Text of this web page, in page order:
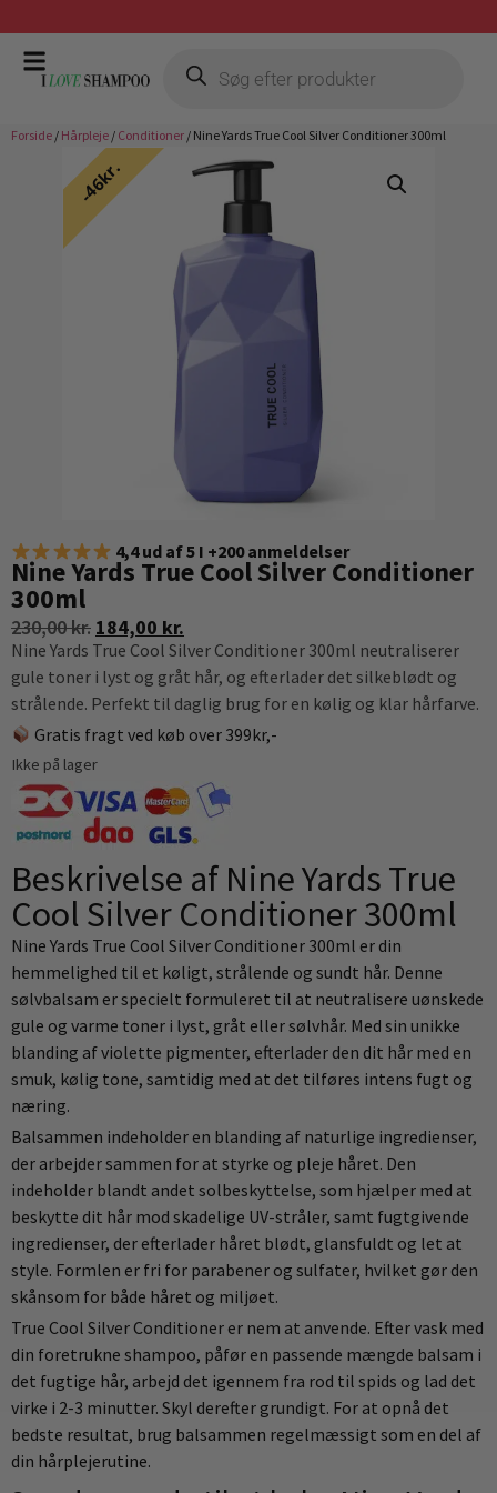
Gratis fragt ved køb over 399,-
Forside / Hårpleje / Conditioner / Nine Yards True Cool Silver Conditioner 300ml
4,4 ud af 5 I +200 anmeldelser
Nine Yards True Cool Silver Conditioner
300ml
230,00kr. 184,00 kr.
Nine Yards True Cool Silver Conditioner 300ml neutraliserer
gule toner i lyst og gråt hår, og efterlader det silkeblødt og
strålende. Perfekt til daglig brug for en kølig og klar hårfarve.
Gratis fragt ved køb over 399kr,-
Ikke på lager
Beskrivelse af Nine Yards True
Cool Silver Conditioner 300ml
Nine Yards True Cool Silver Conditioner 300ml er din
hemmelighed til et køligt, strålende og sundt hår. Denne
sølvbalsam er specielt formuleret til at neutralisere uønskede
gule og varme toner i lyst, gråt eller sølvhår. Med sin unikke
blanding af violette pigmenter, efterlader den dit hår med en
smuk, kølig tone, samtidig med at det tilføres intens fugt og
næring.
Balsammen indeholder en blanding af naturlige ingredienser,
der arbejder sammen for at styrke og pleje håret. Den
indeholder blandt andet solbeskyttelse, som hjælper med at
beskytte dit hår mod skadelige UV-stråler, samt fugtgivende
ingredienser, der efterlader håret blødt, glansfuldt og let at
style. Formlen er fri for parabener og sulfater, hvilket gør den
skånsom for både håret og miljøet.
True Cool Silver Conditioner er nem at anvende. Efter vask med
din foretrukne shampoo, påfør en passende mængde balsam i
det fugtige hår, arbejd det igennem fra rod til spids og lad det
virke i 2-3 minutter. Skyl derefter grundigt. For at opnå det
bedste resultat, brug balsammen regelmæssigt som en del af
din hårplejerutine.
46kr.